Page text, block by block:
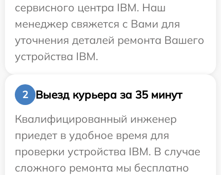
сервисного центра IBM. Наш
менеджер свяжется с Вами для
уточнения деталей ремонта Вашего
устройства IBM.
2
Выезд курьера за 35 минут
Квалифицированный инженер
приедет в удобное время для
проверки устройства IBM. В случае
сложного ремонта мы бесплатно